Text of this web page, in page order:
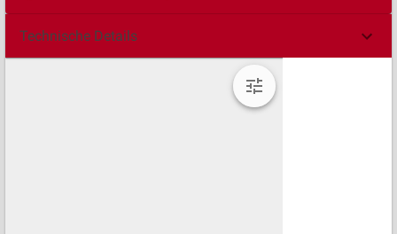
Technische Details